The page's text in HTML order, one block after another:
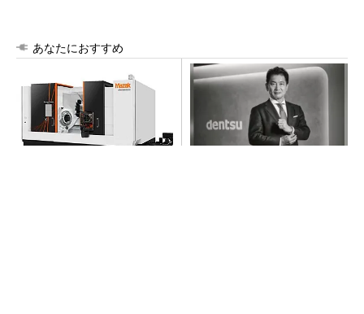
あなたにおすすめ